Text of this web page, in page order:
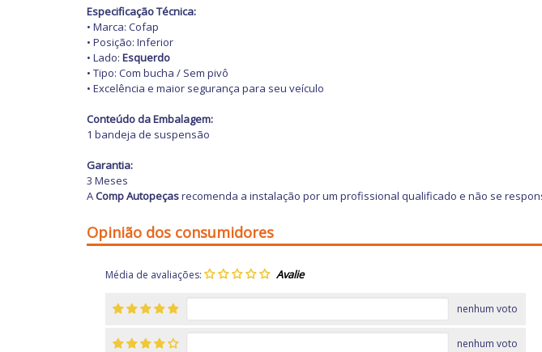
Especificação Técnica:
• Marca: Cofap
• Posição: Inferior
• Lado: Esquerdo
• Tipo: Com bucha / Sem pivô
• Excelência e maior segurança para seu veículo
Conteúdo da Embalagem:
1 bandeja de suspensão
Garantia:
3 Meses
AComp Autopeçasrecomenda a instalação por um profissional qualificado e não se
Opinião dos consumidores
Média de avaliações:
nenhum voto
nenhum voto